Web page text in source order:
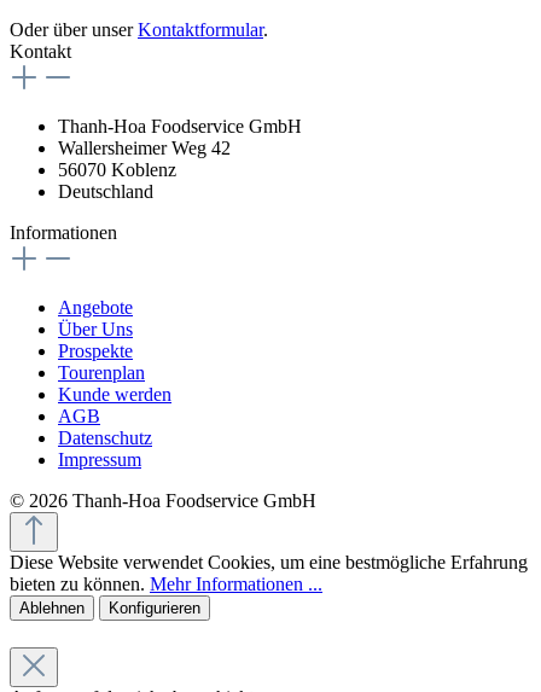
Oder über unserKontaktformular.
Kontakt
Thanh-Hoa Foodservice GmbH
Wallersheimer Weg 42
56070 Koblenz
Deutschland
Informationen
Angebote
Über Uns
Prospekte
Tourenplan
Kunde werden
AGB
Datenschutz
Impressum
© 2026 Thanh-Hoa Foodservice GmbH
Diese Website verwendet Cookies, um eine bestmögliche Erfahrung
bieten zu können. Mehr Informationen ...
Ablehnen Konfigurieren